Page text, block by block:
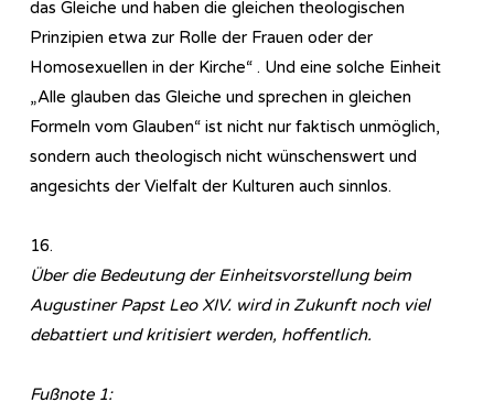
das Gleiche und haben die gleichen theologischen
Prinzipien etwa zur Rolle der Frauen oder der
Homosexuellen in der Kirche“ . Und eine solche Einheit
„Alle glauben das Gleiche und sprechen in gleichen
Formeln vom Glauben“ ist nicht nur faktisch unmöglich,
sondern auch theologisch nicht wünschenswert und
angesichts der Vielfalt der Kulturen auch sinnlos.
16.
Über die Bedeutung der Einheitsvorstellung beim
Augustiner Papst Leo XIV. wird in Zukunft noch viel
debattiert und kritisiert werden, hoffentlich.
Fußnote 1: